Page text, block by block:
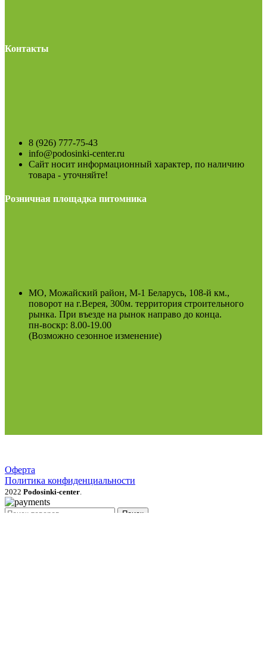
Контакты
8 (926) 777-75-43
info@podosinki-center.ru
Сайт носит информационный характер, по наличию
товара - уточняйте!
Розничная площадка питомника
МО, Можайский район, М-1 Беларусь, 108-й км.,
поворот на г.Верея, 300м. территория строительного
рынка. При въезде на рынок направо до конца.
пн-воскр: 8.00-19.00
(Возможно сезонное изменение)
Оферта
Политика конфиденциальности
2022 Podosinki-center
Поиск